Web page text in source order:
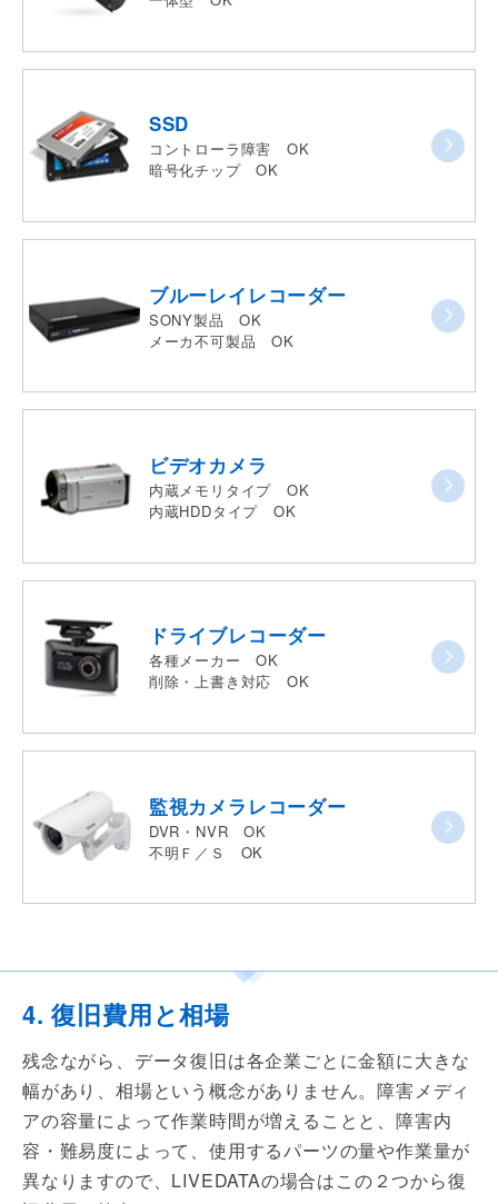
SSD
コントローラ障害 OK
暗号化チップ OK
ブルーレイレコーダー
SONY製品 OK
メーカ不可製品 OK
ビデオカメラ
内蔵メモリタイプ OK
内蔵HDDタイプ OK
ドライブレコーダー
各種メーカー OK
削除・上書き対応 OK
監視カメラレコーダー
DVR・NVR OK
不明Ｆ／Ｓ OK
4. 復旧費用と相場
残念ながら、データ復旧は各企業ごとに金額に大きな
幅があり、相場という概念がありません。障害メディ
アの容量によって作業時間が増えることと、障害内
容・難易度によって、使用するパーツの量や作業量が
異なりますので、LIVEDATAの場合はこの２つから復